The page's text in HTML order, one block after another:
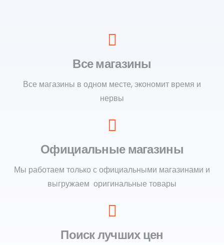
Все магазины
Все магазины в одном месте, экономит время и
нервы
Официальные магазины
Мы работаем только с официальными магазинами и
выгружаем оригинальные товары
Поиск лучших цен